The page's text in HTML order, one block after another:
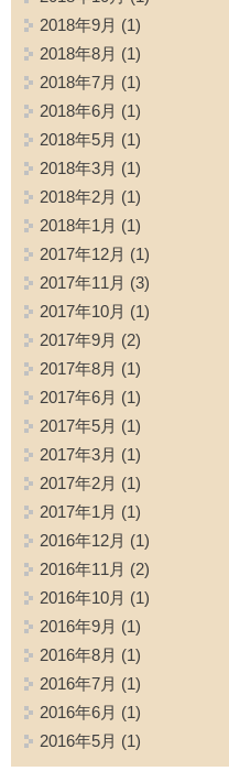
2018年9月 (1)
2018年8月 (1)
2018年7月 (1)
2018年6月 (1)
2018年5月 (1)
2018年3月 (1)
2018年2月 (1)
2018年1月 (1)
2017年12月 (1)
2017年11月 (3)
2017年10月 (1)
2017年9月 (2)
2017年8月 (1)
2017年6月 (1)
2017年5月 (1)
2017年3月 (1)
2017年2月 (1)
2017年1月 (1)
2016年12月 (1)
2016年11月 (2)
2016年10月 (1)
2016年9月 (1)
2016年8月 (1)
2016年7月 (1)
2016年6月 (1)
2016年5月 (1)